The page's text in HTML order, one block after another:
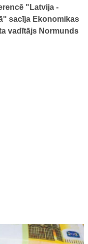
"Latvija -
sacīja Ekonomikas
vadītājs Normunds